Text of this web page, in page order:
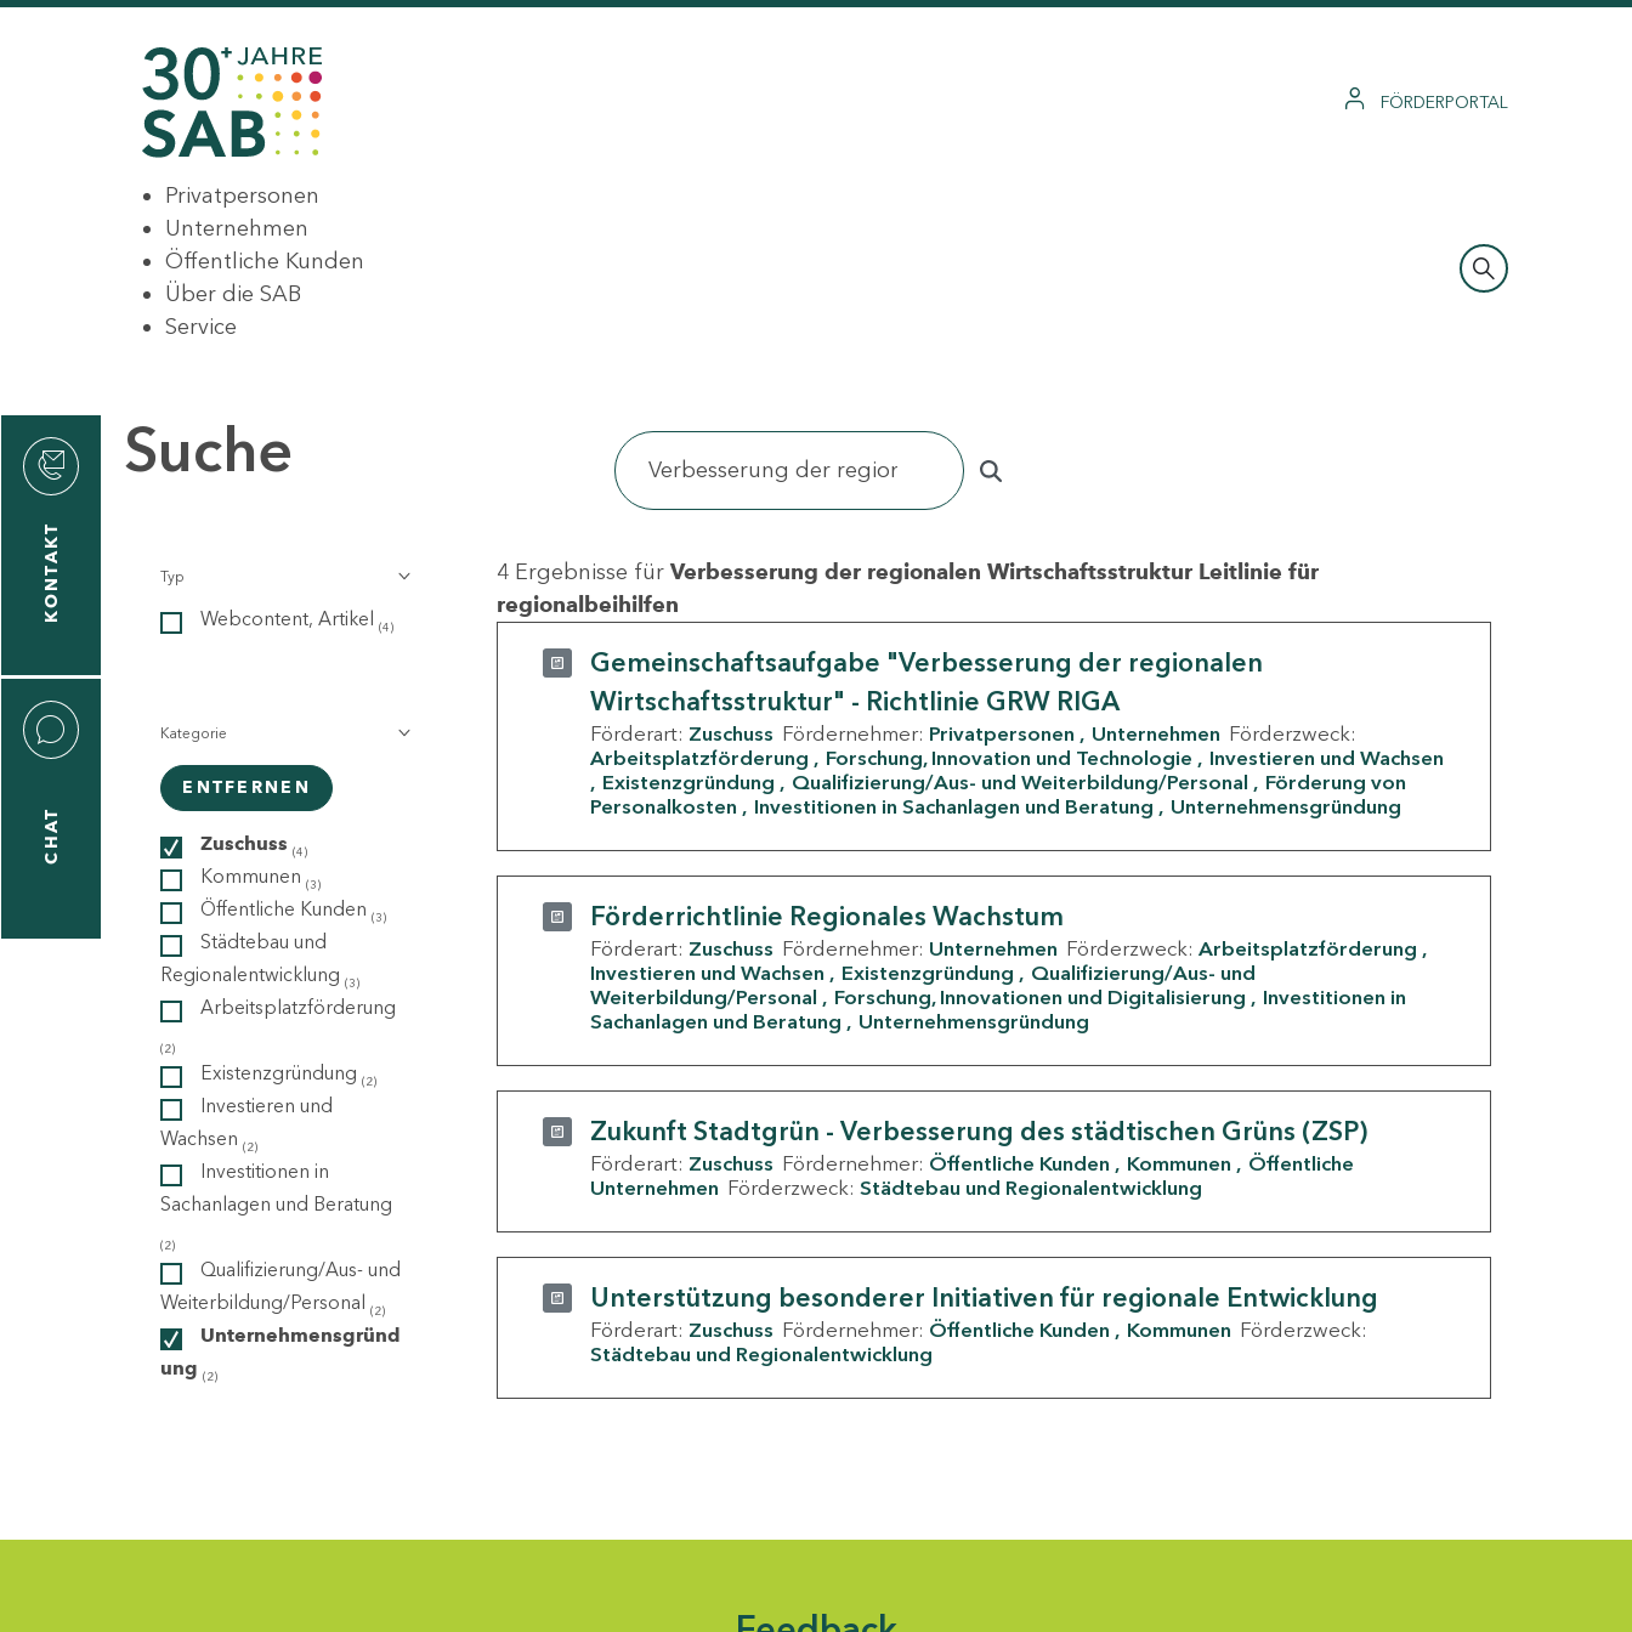
FÖRDERPORTAL
Privatpersonen
Unternehmen
Öffentliche Kunden
Über die SAB
Service
KONTAKT
CHAT
Suche
Typ
Webcontent, Artikel (4)
Kategorie
ENTFERNEN
Zuschuss (4)
Kommunen (3)
Öffentliche Kunden (3)
Städtebau und
Regionalentwicklung (3)
Arbeitsplatzförderung
(2)
Existenzgründung (2)
Investieren und
Wachsen (2)
Investitionen in
Sachanlagen und Beratung
(2)
Qualifizierung/Aus- und
Weiterbildung/Personal (2)
Unternehmensgründ
ung (2)
4 Ergebnisse für Verbesserung der regionalen Wirtschaftsstruktur Leitlinie für
regionalbeihilfen
Gemeinschaftsaufgabe "Verbesserung der regionalen
Wirtschaftsstruktur" - Richtlinie GRW RIGA
Förderart: Zuschuss Fördernehmer: Privatpersonen Unternehmen Förderzweck:
Arbeitsplatzförderung
Forschung, Innovation und Technologie
Investieren und Wachsen
Existenzgründung
Qualifizierung/Aus- und Weiterbildung/Personal
Förderung von
Personalkosten
Investitionen in Sachanlagen und Beratung Unternehmensgründung
Förderrichtlinie Regionales Wachstum
Förderart: Zuschuss Fördernehmer: Unternehmen Förderzweck: Arbeitsplatzförderung
Investieren und Wachsen
Existenzgründung
Qualifizierung/Aus- und
Weiterbildung/Personal
Forschung, Innovationen und Digitalisierung
Investitionen in
Sachanlagen und Beratung
Unternehmensgründung
Zukunft Stadtgrün - Verbesserung des städtischen Grüns (ZSP)
Förderart: Zuschuss Fördernehmer: Öffentliche Kunden Kommunen
Öffentliche
Unternehmen Förderzweck: Städtebau und Regionalentwicklung
Unterstützung besonderer Initiativen für regionale Entwicklung
Förderart: Zuschuss Fördernehmer: Öffentliche Kunden Kommunen Förderzweck:
Städtebau und Regionalentwicklung